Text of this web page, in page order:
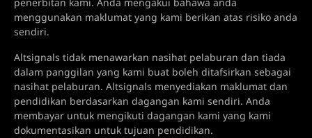
penerbitan kami. Anda mengakui bahawa anda
menggunakan maklumat yang kami berikan atas risiko anda
sendiri.
Altsignals tidak menawarkan nasihat pelaburan dan tiada
dalam panggilan yang kami buat boleh ditafsirkan sebagai
nasihat pelaburan. Altsignals menyediakan maklumat dan
pendidikan berdasarkan dagangan kami sendiri. Anda
membayar untuk mengikuti dagangan kami yang kami
dokumentasikan untuk tujuan pendidikan.